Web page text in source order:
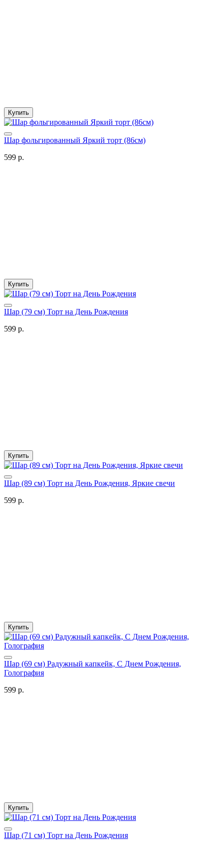
Купить
Шар фольгированный Яркий торт (86см)
599 р.
Купить
Шар (79 см) Торт на День Рождения
599 р.
Купить
Шар (89 см) Торт на День Рождения, Яркие свечи
599 р.
Купить
Шар (69 см) Радужный капкейк, С Днем Рождения,
Голография
599 р.
Купить
Шар (71 см) Торт на День Рождения